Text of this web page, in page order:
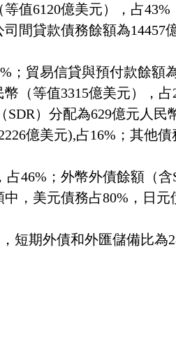
等值6120億美元），占43%
司間貸款債務餘額為14457
； 貿易信貸與預付款餘額
幣（等值3315億美元），占
SDR）分配為629億元人民
億美元),占16% ；其他
占46% ；外幣外債餘額（含
，美元債務占80% ，日
，短期外債和外匯儲備比為